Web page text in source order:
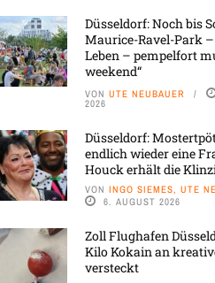
Düsseldorf: Noch bis
Maurice-Ravel-Park –
Leben – pempelfort
weekend“
VON UTE NEUBAUER
2026
Düsseldorf:
endlich wieder eine
Houck erhält die
VON INGO SIEMES, UTE
6. AUGUST 2026
Zoll Flughafen
Kilo Kokain an
versteckt